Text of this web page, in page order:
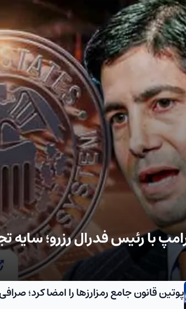
با رئیس فدرال رزرو؛ سایه
پوتین قانون جامع رمزارزها را امضا کرد؛